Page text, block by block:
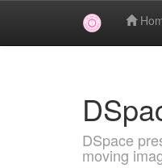
DSpace
moving